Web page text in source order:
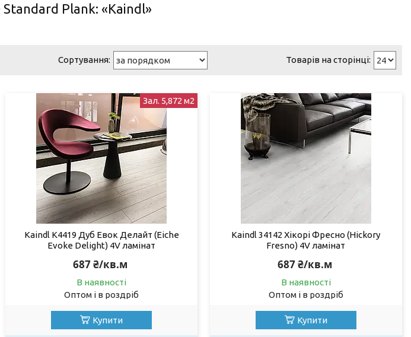
Plank: «Kaindl»
Зал. 5,872 м2
Kaindl K4419 Дуб Евок Делайт (Eiche
Evoke Delight) 4V ламінат
687 ₴/кв.м
В наявності
Оптом і в роздріб
Купити
Kaindl 34142 Хікорі Фресно (Hickory
Fresno) 4V ламінат
687 ₴/кв.м
В наявності
Оптом і в роздріб
Купити